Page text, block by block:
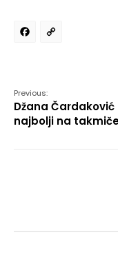
Facebook
Previous:
Džana
najbolji na